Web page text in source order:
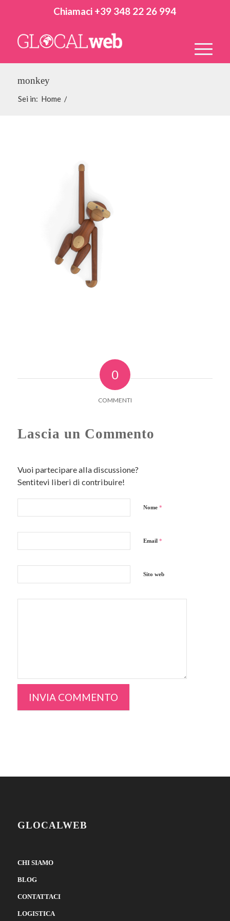
Chiamaci +39 348 22 26 994
monkey
Sei in: Home /
0
COMMENTI
Lascia un Commento
Vuoi partecipare alla discussione?
Sentitevi liberi di contribuire!
Nome *
Email *
Sito web
GLOCALWEB
CHI SIAMO
BLOG
CONTATTACI
LOGISTICA